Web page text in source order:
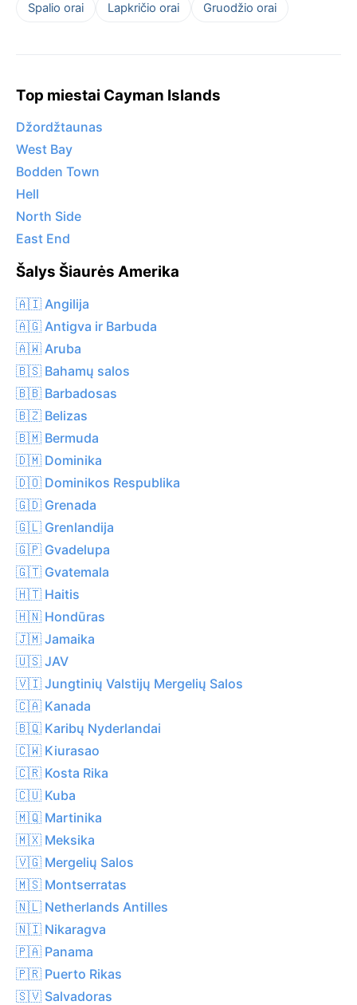
Spalio orai Lapkričio orai Gruodžio orai
Top miestai Cayman Islands
Džordžtaunas
West Bay
Bodden Town
Hell
North Side
East End
Šalys Šiaurės Amerika
🇦🇮 Angilija
🇦🇬 Antigva ir Barbuda
🇦🇼 Aruba
🇧🇸 Bahamų salos
🇧🇧 Barbadosas
🇧🇿 Belizas
🇧🇲 Bermuda
🇩🇲 Dominika
🇩🇴 Dominikos Respublika
🇬🇩 Grenada
🇬🇱 Grenlandija
🇬🇵 Gvadelupa
🇬🇹 Gvatemala
🇭🇹 Haitis
🇭🇳 Hondūras
🇯🇲 Jamaika
🇺🇸 JAV
🇻🇮 Jungtinių Valstijų Mergelių Salos
🇨🇦 Kanada
🇧🇶 Karibų Nyderlandai
🇨🇼 Kiurasao
🇨🇷 Kosta Rika
🇨🇺 Kuba
🇲🇶 Martinika
🇲🇽 Meksika
🇻🇬 Mergelių Salos
🇲🇸 Montserratas
🇳🇱 Netherlands Antilles
🇳🇮 Nikaragva
🇵🇦 Panama
🇵🇷 Puerto Rikas
🇸🇻 Salvadoras